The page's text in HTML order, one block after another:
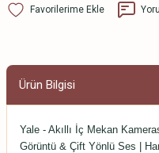
Ürün Bilgisi
Yale - Akıllı İç Mekan
Görüntü & Çift Yönlü Ses |